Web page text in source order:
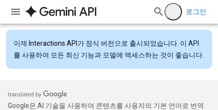
로그인
이제 Interactions API 가 정식 버전으로 출시되었습니다. 이 API
를 사용하여 모든 최신 기능과 모델에 액세스하는 것이 좋습니다.
Google은 AI 기술을 사용하여 콘텐츠를 사용자의 기본 언어로 번역